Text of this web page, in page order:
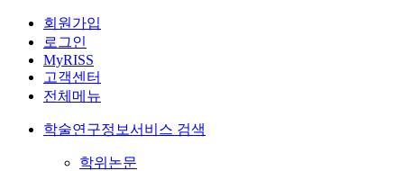
회원가입
로그인
MyRISS
고객센터
전체메뉴
학술연구정보서비스 검색
학위논문